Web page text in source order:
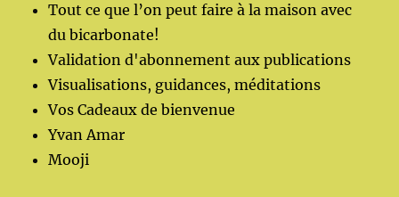
Tout ce que l’on peut faire à la maison avec
du bicarbonate!
Validation d'abonnement aux publications
Visualisations, guidances, méditations
Vos Cadeaux de bienvenue
Yvan Amar
Mooji